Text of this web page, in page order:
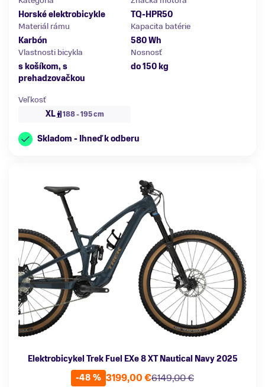
Horské elektrobicykle
TQ-HPR50
Materiál rámu
Karbón
Kapacita batérie
580 Wh
Vlastnosti bicykla
s košíkom, s
prehadzovačkou
Nosnosť
do 150 kg
Veľkosť
XL
188 - 195 cm
Skladom - Ihneď k odberu
Elektrobicykel Trek Fuel EXe 8 XT Nautical Navy 2025
-48 %
6149,00 €
3199,00 €